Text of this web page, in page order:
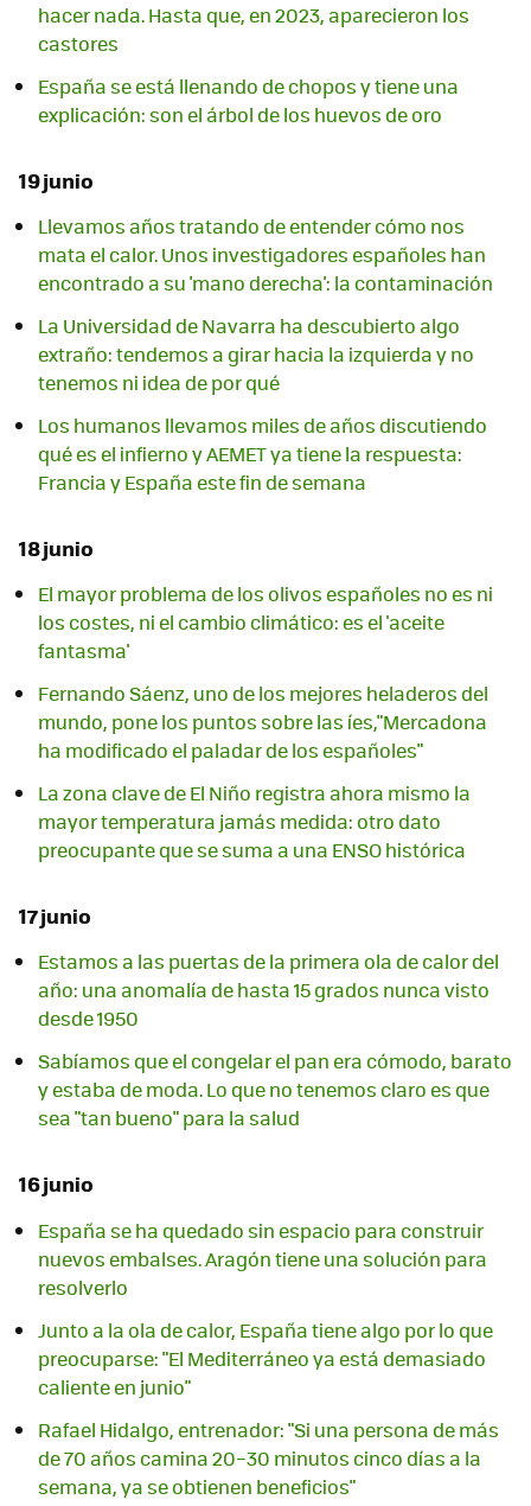
hacer nada. Hasta que, en 2023, aparecieron los
castores
España se está llenando de chopos y tiene una
explicación: son el árbol de los huevos de oro
19 junio
Llevamos años tratando de entender cómo nos
mata el calor. Unos investigadores españoles han
encontrado a su 'mano derecha': la contaminación
La Universidad de Navarra ha descubierto algo
extraño: tendemos a girar hacia la izquierda y no
tenemos ni idea de por qué
Los humanos llevamos miles de años discutiendo
qué es el infierno y AEMET ya tiene la respuesta:
Francia y España este fin de semana
18 junio
El mayor problema de los olivos españoles no es ni
los costes, ni el cambio climático: es el 'aceite
fantasma'
Fernando Sáenz, uno de los mejores heladeros del
mundo, pone los puntos sobre las íes,"Mercadona
ha modificado el paladar de los españoles"
La zona clave de El Niño registra ahora mismo la
mayor temperatura jamás medida: otro dato
preocupante que se suma a una ENSO histórica
17 junio
Estamos a las puertas de la primera ola de calor del
año: una anomalía de hasta 15 grados nunca visto
desde 1950
Sabíamos que el congelar el pan era cómodo, barato
y estaba de moda. Lo que no tenemos claro es que
sea "tan bueno" para la salud
16 junio
España se ha quedado sin espacio para construir
nuevos embalses. Aragón tiene una solución para
resolverlo
Junto a la ola de calor, España tiene algo por lo que
preocuparse: "El Mediterráneo ya está demasiado
caliente en junio"
Rafael Hidalgo, entrenador: "Si una persona de más
de 70 años camina 20–30 minutos cinco días a la
semana, ya se obtienen beneficios"